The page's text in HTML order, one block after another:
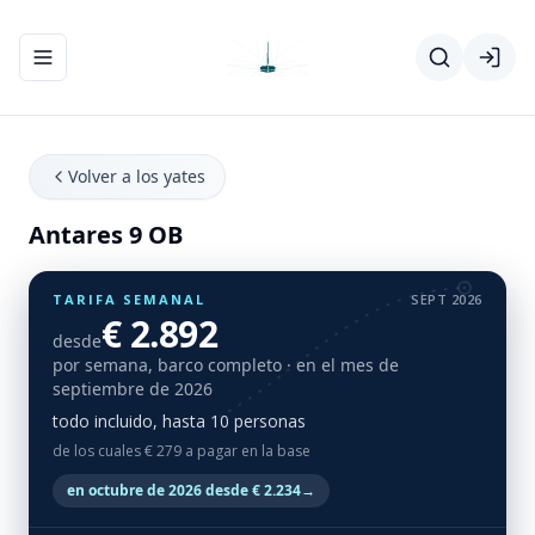
Abrir/cerrar el menú de navegación
Volver a los yates
Antares 9 OB
TARIFA SEMANAL SEPT 2026
desde€ 2.892
por semana, barco completo · en el mes de
septiembre de 2026
todo incluido, hasta 10 personas
de los cuales € 279 a pagar en la base
en octubre de 2026 desde € 2.234→